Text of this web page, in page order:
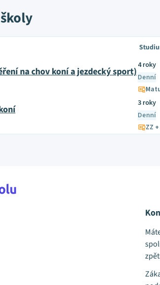
na chov koní a jezdecký sport)
4 roky
Denní
3 roky
Denní
ZZ